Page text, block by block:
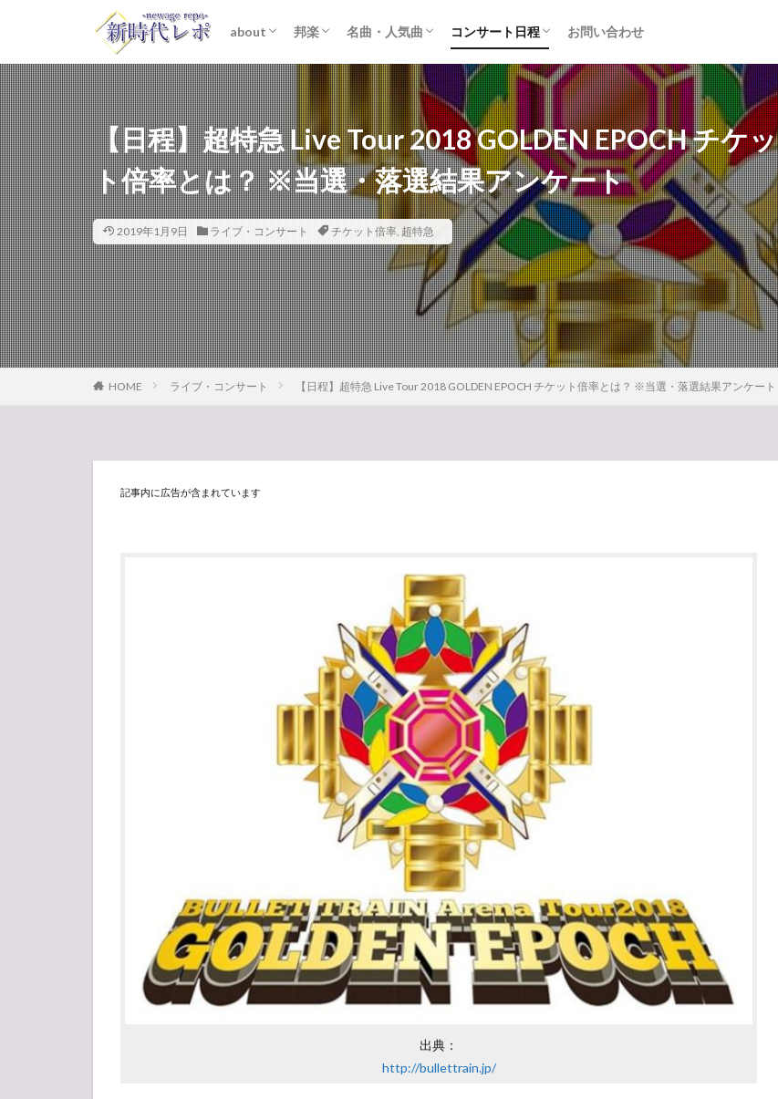
about
ライター紹介
プライバシーポリシー
免責事項
邦楽
STARTO ENTERTAINMENT (旧ジャニーズ)
女性アイドル
K-POP
洋楽
名曲・人気曲
おすすめアルバム
歌詞考察
コンサート日程
セトリ・まとめ
ライブレポ
カード枠
お問い合わせ
【日程】超特急 Live Tour 2018 GOLDEN EPOCH チケッ
ト倍率とは？ ※当選・落選結果アンケート
2019年1月9日 ライブ・コンサート チケット倍率, 超特急
HOME ライブ・コンサート 【日程】超特急 Live Tour 2018 GOLDEN EPOCH チケット倍率とは？ ※当選・落選結果アンケート
記事内に広告が含まれています
出典：
http://bullettrain.jp/